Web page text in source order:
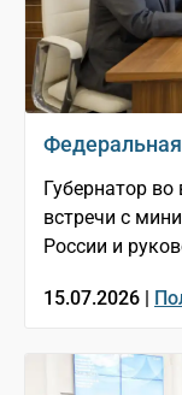
Губернатор
встречи с
России и
15.07.2026 |